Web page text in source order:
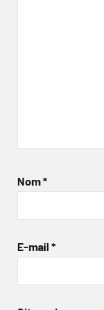
Nom*
E-mail *